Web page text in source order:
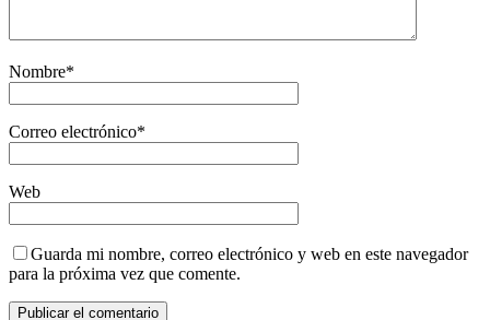
Nombre*
Correo electrónico*
Web
Guarda mi nombre, correo electrónico y web en este navegador
para la próxima vez que comente.